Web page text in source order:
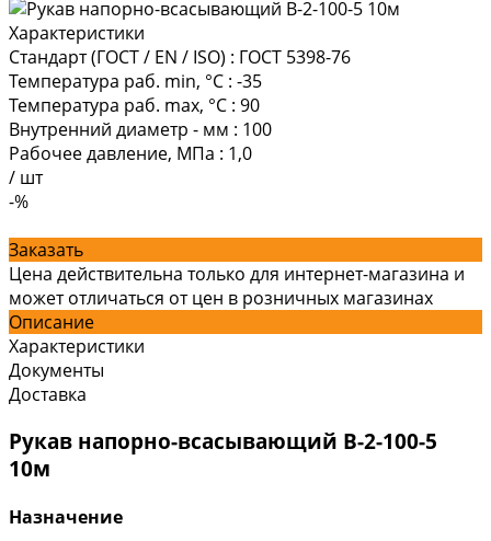
Характеристики
Стандарт (ГОСТ / EN / ISO) : ГОСТ 5398-76
Температура раб. min, °C : -35
Температура раб. max, °C : 90
Внутренний диаметр - мм : 100
Рабочее давление, МПа : 1,0
/ шт
-%
Заказать
Цена действительна только для интернет-магазина и
может отличаться от цен в розничных магазинах
Описание
Характеристики
Документы
Доставка
Рукав напорно-всасывающий В-2-100-5
10м
Назначение